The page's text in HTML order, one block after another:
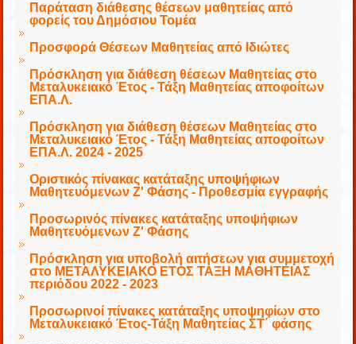
Παράταση διάθεσης θέσεων μαθητείας από
φορείς του Δημόσιου Τομέα
Προσφορά Θέσεων Μαθητείας από Ιδιώτες
Πρόσκληση για διάθεση θέσεων Μαθητείας στο
Μεταλυκειακό Έτος - Τάξη Μαθητείας αποφοίτων
ΕΠΑ.Λ.
Πρόσκληση για διάθεση θέσεων Μαθητείας στο
Μεταλυκειακό Έτος - Τάξη Μαθητείας αποφοίτων
ΕΠΑ.Λ. 2024 - 2025
Οριστικός πίνακας κατάταξης υποψήφιων
Μαθητευόμενων Ζ' Φάσης - Προθεσμία εγγραφής
Προσωρινός πίνακες κατάταξης υποψήφιων
Μαθητευόμενων Ζ' Φάσης
Πρόσκληση για υποβολή αιτήσεων για συμμετοχή
στο ΜΕΤΑΛΥΚΕΙΑΚΟ ΕΤΟΣ ΤΑΞΗ ΜΑΘΗΤΕΙΑΣ
περιόδου 2022 - 2023
Προσωρινοί πίνακες κατάταξης υποψηφίων στο
Μεταλυκειακό Έτος-Τάξη Μαθητείας ΣΤ΄ φάσης